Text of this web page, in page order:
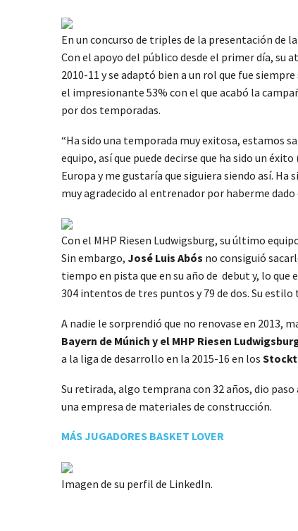
En un concurso de triples de la presentación de
Con el apoyo del público desde el primer día,
2010-11 y se adaptó bien a un rol que fue
el impresionante 53% con el que acabó la
por dos temporadas.
“Ha sido una temporada muy exitosa, estamos
equipo, así que puede decirse que ha sido un
Europa y me gustaría que siguiera siendo así.
muy agradecido al entrenador por haberme dado
Con el MHP Riesen Ludwigsburg, su último
Sin embargo, José Luis Abós no consiguió
tiempo en pista que en su año de debut y, lo que
304 intentos de tres puntos y 79 de dos. Su
A nadie le sorprendió que no renovase en 2013,
Bayern de Múnich y el MHP Riesen
a la liga de desarrollo en la 2015-16 en los
Su retirada, algo temprana con 32 años, dio
una empresa de materiales de construcción.
MÁS JUGADORES BASKET LOVER
Imagen de su perfil de LinkedIn.